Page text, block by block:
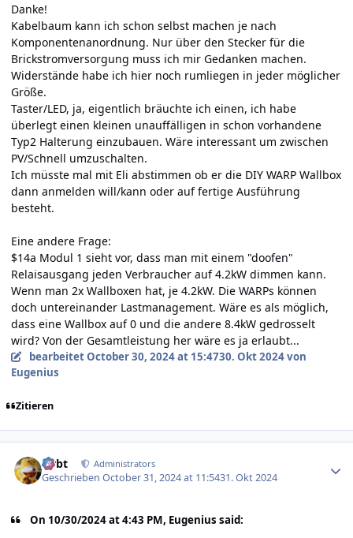
Danke!
Kabelbaum kann ich schon selbst machen je nach
Komponentenanordnung. Nur über den Stecker für die
Brickstromversorgung muss ich mir Gedanken machen.
Widerstände habe ich hier noch rumliegen in jeder möglicher
Größe.
Taster/LED, ja, eigentlich bräuchte ich einen, ich habe
überlegt einen kleinen unauffälligen in schon vorhandene
Typ2 Halterung einzubauen. Wäre interessant um zwischen
PV/Schnell umzuschalten.
Ich müsste mal mit Eli abstimmen ob er die DIY WARP Wallbox
dann anmelden will/kann oder auf fertige Ausführung
besteht.
Eine andere Frage:
$14a Modul 1 sieht vor, dass man mit einem "doofen"
Relaisausgang jeden Verbraucher auf 4.2kW dimmen kann.
Wenn man 2x Wallboxen hat, je 4.2kW. Die WARPs können
doch untereinander Lastmanagement. Wäre es als möglich,
dass eine Wallbox auf 0 und die andere 8.4kW gedrosselt
wird? Von der Gesamtleistung her wäre es ja erlaubt...
bearbeitetOctober 30, 2024 at 15:4730. Okt 2024von
Eugenius
Zitieren
rtrbt Administrators
GeschriebenOctober 31, 2024 at 11:5431. Okt 2024
On 10/30/2024 at 4:43 PM, Eugenius said: